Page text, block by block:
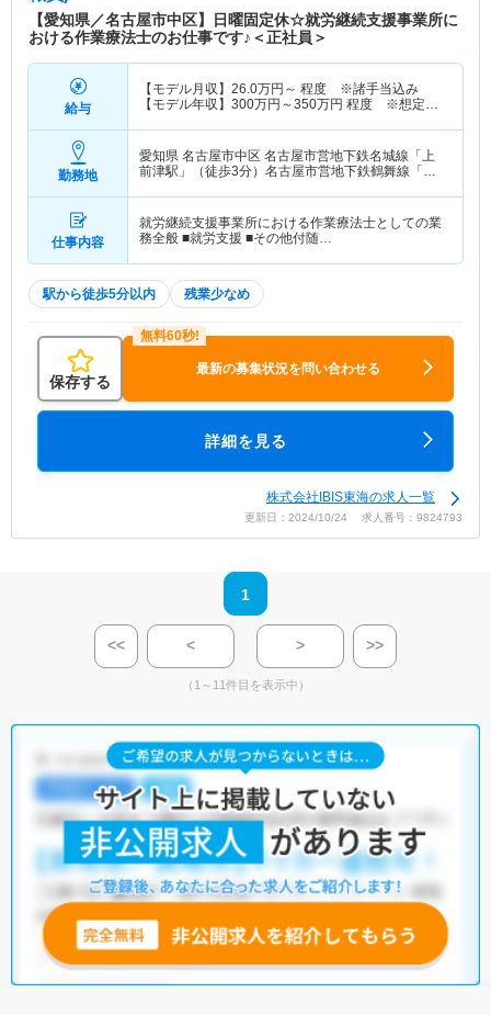
【愛知県／名古屋市中区】日曜固定休☆就労継続支援事業所に
おける作業療法士のお仕事です♪＜正社員＞
給与
【モデル月収】 26.0万円～ 程度 ※諸手当込み
【モデル年収】 300万円～350万円 程度 ※想定年
勤務地
愛知県 名古屋市中区 名古屋市営地下鉄名城線「上
前津駅」（徒歩3分）名古屋市営地下鉄鶴舞線「上
仕事内容
就労継続支援事業所における作業療法士としての業
務全般 ■就労支援 ■その他付随…
駅から徒歩5分以内 残業少なめ
保存する
最新の募集状況を問い合わせる
詳細を見る
株式会社IBIS東海の求人一覧
更新日：2024/10/24 求人番号：9824793
1
<< < > >>
（1～11件目を表示中）